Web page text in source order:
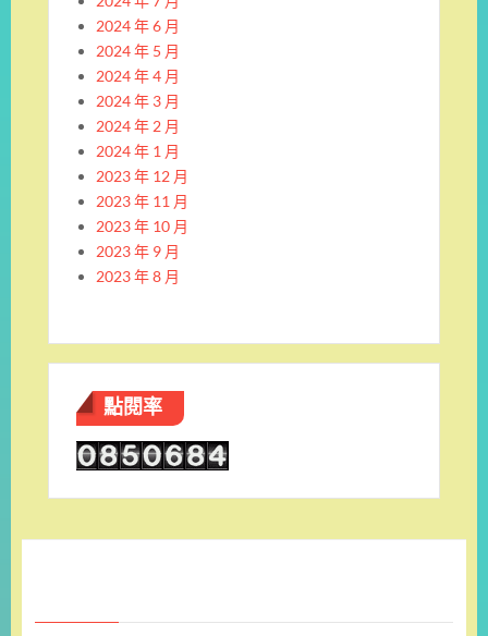
2024 年 6 月
2024 年 5 月
2024 年 4 月
2024 年 3 月
2024 年 2 月
2024 年 1 月
2023 年 12 月
2023 年 11 月
2023 年 10 月
2023 年 9 月
2023 年 8 月
點閱率